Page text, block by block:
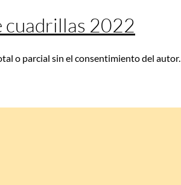
cuadrillas 2022
o parcial sin el consentimiento del autor.